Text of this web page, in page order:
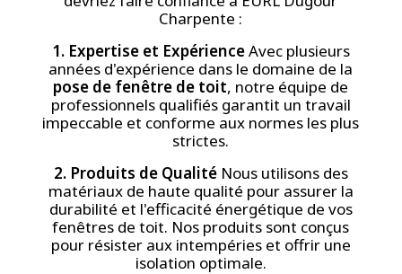
Charpente :
1. Expertise et ExpérienceAvec plusieurs
années d'expérience dans le domaine de la
pose de fenêtre de toit, notre équipe de
professionnels qualifiés garantit un travail
impeccable et conforme aux normes les plus
strictes.
2. Produits de QualitéNous utilisons des
matériaux de haute qualité pour assurer la
durabilité et l'efficacité énergétique de vos
fenêtres de toit. Nos produits sont conçus
pour résister aux intempéries et offrir une
isolation optimale.